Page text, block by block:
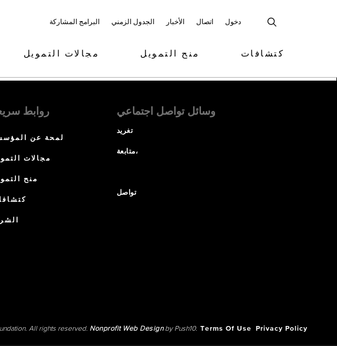
البرامج المشاركة الجدول الزمني الأخبار اتصال دخول
مجالات التمويل منح التمويل كتشافات
روابط
لمحة عن
مجالات
منح
وسائل تواصل اجتماعي
تغريد
متابعة،
تواصل
All rights reserved. Nonprofit Web Designby Push10. Terms Of Use Privacy Policy